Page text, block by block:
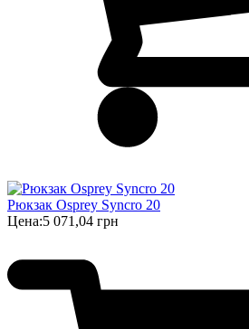
Рюкзак Osprey Syncro 20
Цена:5 071,04 грн